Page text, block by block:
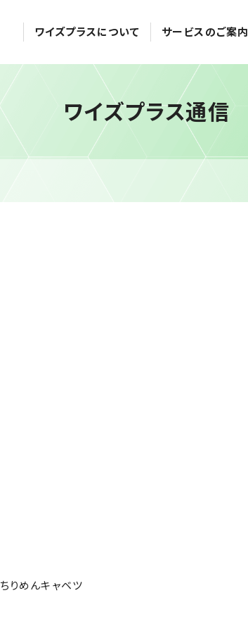
ワイズプラスについて サービスのご案内
ワイズプラス通信
ちりめんキャベツ